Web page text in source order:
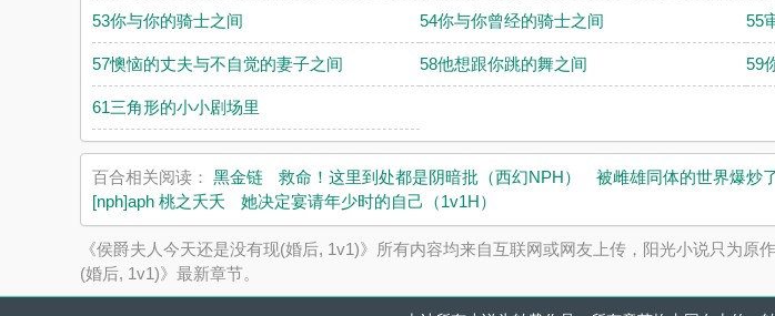
53你与你的骑士之间 54你与你曾经的骑士之间 55
57懊恼的丈夫与不自觉的妻子之间 58他想跟你跳的舞之间 59
61三角形的小小剧场里
百合相关阅读： 黑金链 救命！这里到处都是阴暗批（西幻NPH） 被雌雄同体的世界爆炒
[nph]aph 桃之夭夭
她决定宴请年少时的自己（1v1H）
《侯爵夫人今天还是没有现(婚后, 1v1)》所有内容均来自互联网或网友上传，阳光小说只为
(婚后, 1v1)》最新章节。